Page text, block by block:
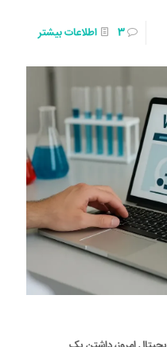
3 اطلاعات بیشتر